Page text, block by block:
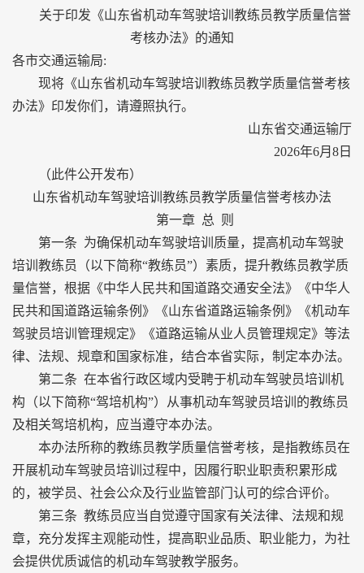
关于印发《山东省机动车驾驶培训教练员教学质量信誉
考核办法》的通知
各市交通运输局:
现将《山东省机动车驾驶培训教练员教学质量信誉考核
办法》印发你们，请遵照执行。
山东省交通运输厅
2026年6月8日
（此件公开发布）
山东省机动车驾驶培训教练员教学质量信誉考核办法
第一章 总 则
第一条 为确保机动车驾驶培训质量，提高机动车驾驶
培训教练员（以下简称“教练员”）素质，提升教练员教学质
量信誉，根据《中华人民共和国道路交通安全法》《中华人
民共和国道路运输条例》《山东省道路运输条例》《机动车
驾驶员培训管理规定》《道路运输从业人员管理规定》等法
律、法规、规章和国家标准，结合本省实际，制定本办法。
第二条 在本省行政区域内受聘于机动车驾驶员培训机
构（以下简称“驾培机构”）从事机动车驾驶员培训的教练员
及相关驾培机构，应当遵守本办法。
本办法所称的教练员教学质量信誉考核，是指教练员在
开展机动车驾驶员培训过程中，因履行职业职责积累形成
的，被学员、社会公众及行业监管部门认可的综合评价。
第三条 教练员应当自觉遵守国家有关法律、法规和规
章，充分发挥主观能动性，提高职业品质、职业能力，为社
会提供优质诚信的机动车驾驶教学服务。